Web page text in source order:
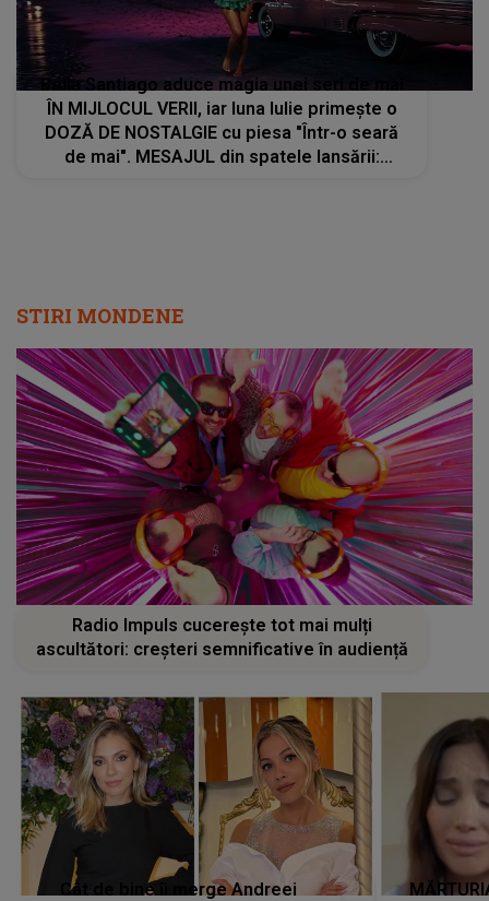
Bella Santiago aduce magia unei seri de mai
ÎN MIJLOCUL VERII, iar luna Iulie primește o
DOZĂ DE NOSTALGIE cu piesa "Într-o seară
de mai". MESAJUL din spatele lansării:
STIRI MONDENE
Radio Impuls cucerește tot mai mulți
ascultători: creșteri semnificative în audiență
Cât de bine îi merge Andreei